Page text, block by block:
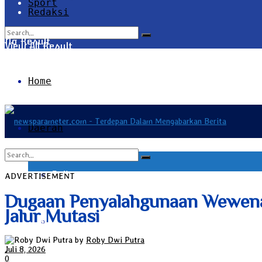
Sport
Redaksi
No Result
View All Result
Home
Daerah
Bali
Bangka Belitung
View All Result
ADVERTISEMENT
Dugaan Penyalahgunaan
Jalur Mutasi
by Roby Dwi Putra
Juli 8, 2026
0